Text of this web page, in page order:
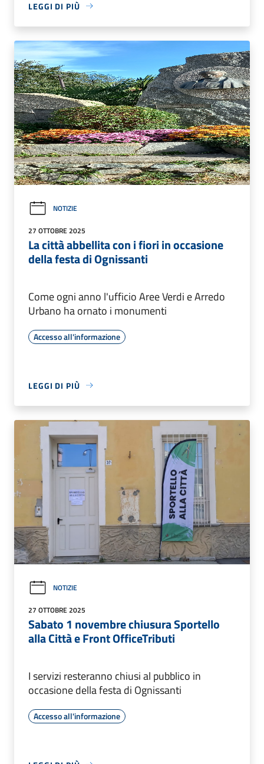
LEGGI DI PIÙ
NOTIZIE
27 OTTOBRE 2025
La città abbellita con i fiori in occasione
della festa di Ognissanti
Come ogni anno l'ufficio Aree Verdi e Arredo
Urbano ha ornato i monumenti
Accesso all'informazione
LEGGI DI PIÙ
NOTIZIE
27 OTTOBRE 2025
Sabato 1 novembre chiusura Sportello
alla Città e Front OfficeTributi
I servizi resteranno chiusi al pubblico in
occasione della festa di Ognissanti
Accesso all'informazione